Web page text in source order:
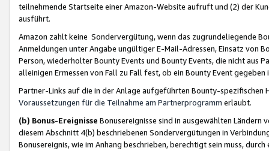
teilnehmende Startseite einer Amazon-Website aufruft und (2) der
ausführt.
Amazon zahlt keine Sondervergütung, wenn das zugrundeliegende
Anmeldungen unter Angabe ungültiger E-Mail-Adressen, Einsatz von
Person, wiederholter Bounty Events und Bounty Events, die nicht
alleinigen Ermessen von Fall zu Fall fest, ob ein Bounty Event
Partner-Links auf die in der Anlage aufgeführten Bounty-spezifischen
Voraussetzungen für die Teilnahme am Partnerprogramm erlaubt.
(b) Bonus-Ereignisse Bonusereignisse sind in ausgewählten Ländern
diesem Abschnitt 4(b) beschriebenen Sondervergütungen in
Bonusereignis, wie im Anhang beschrieben, berechtigt sein muss,